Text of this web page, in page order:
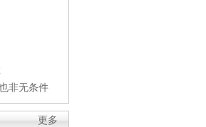
非无条件
更多